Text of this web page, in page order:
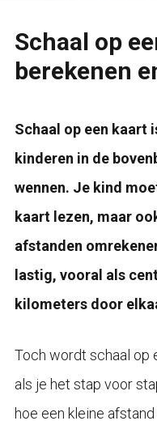
Schaal op
berekenen
Schaal op een kaart
kinderen in de
wennen. Je kind
kaart lezen, maar
afstanden
lastig, vooral als
kilometers door
Toch wordt schaal op
als je het stap voor
hoe een kleine